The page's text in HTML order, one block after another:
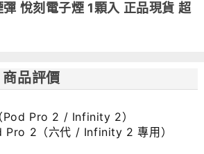
悅刻電子煙 1顆入 正品現貨 超
商品評價
Pod Pro 2 / Infinity 2）
Pro 2（六代 / Infinity 2 專用）